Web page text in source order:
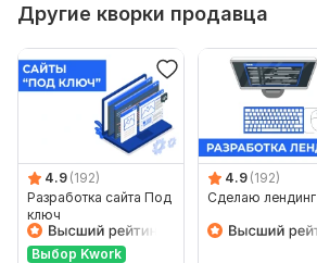
Другие кворки продавца
4.9 (192)
Разработка сайта Под
ключ
Выбор Kwork
4.9 (192)
Сделаю лендинг